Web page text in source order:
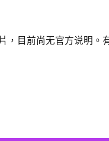
，目前尚无官方说明。